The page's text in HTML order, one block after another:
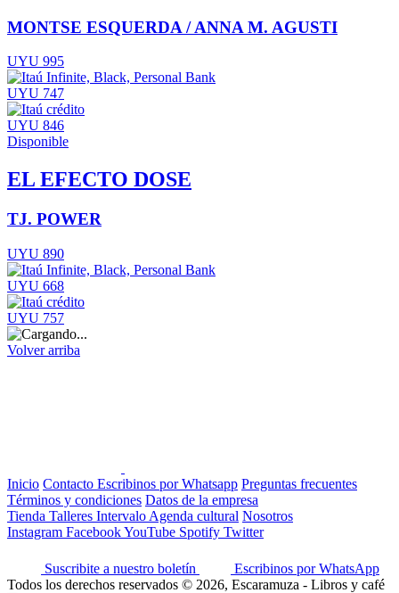
MONTSE ESQUERDA / ANNA M. AGUSTI
UYU 995
UYU 747
UYU 846
Disponible
EL EFECTO DOSE
TJ. POWER
UYU 890
UYU 668
UYU 757
Volver arriba
Inicio Contacto Escribinos por Whatsapp Preguntas frecuentes
Términos y condiciones Datos de la empresa
Tienda Talleres Intervalo Agenda cultural Nosotros
Instagram FacebookYouTube Spotify Twitter
Suscribite a nuestro boletín
Escribinos por WhatsApp
Todos los derechos reservados © 2026, Escaramuza - Libros y café